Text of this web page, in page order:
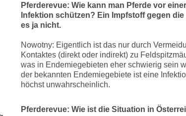
Pferderevue: Wie kann man Pferde vor
Infektion schützen? Ein Impfstoff gegen
es ja nicht.
Nowotny: Eigentlich ist das nur durch
Kontaktes (direkt oder indirekt) zu
was in Endemiegebieten eher schwierig sein
der bekannten Endemiegebiete ist eine
höchst unwahrscheinlich.
Pferderevue: Wie ist die Situation in